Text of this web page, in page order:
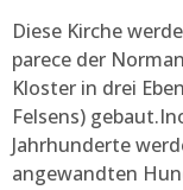
Diese Kirche
parece der
Kloster in drei
Felsens)
Jahrhunderte
angewandten